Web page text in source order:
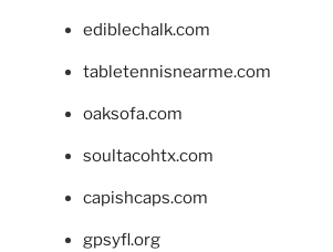
ediblechalk.com
tabletennisnearme.com
oaksofa.com
soultacohtx.com
capishcaps.com
gpsyfl.org